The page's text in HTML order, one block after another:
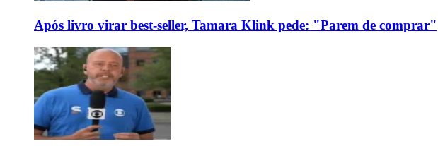
Após livro virar best-seller, Tamara Klink pede: "Parem de comprar"